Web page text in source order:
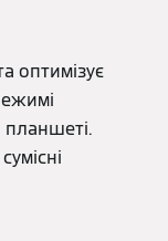
оптимізує
планшеті.